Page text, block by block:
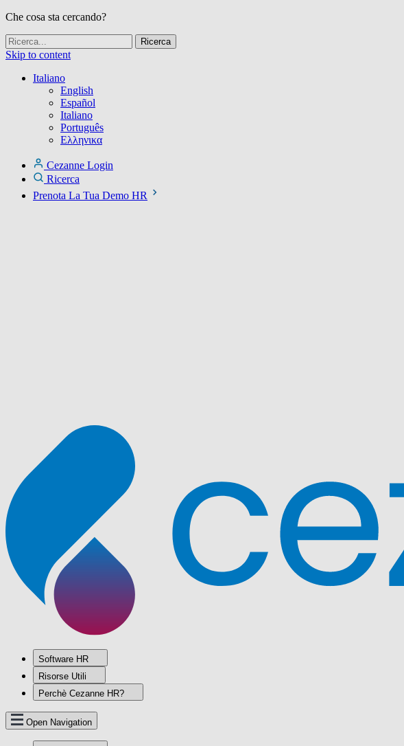
Che cosa sta cercando?
Skip to content
Italiano
English
Español
Italiano
Português
Ελληνικα
Cezanne Login
Ricerca
Prenota La Tua Demo HR
Software HR
Risorse Utili
Perchè Cezanne HR?
Open Navigation